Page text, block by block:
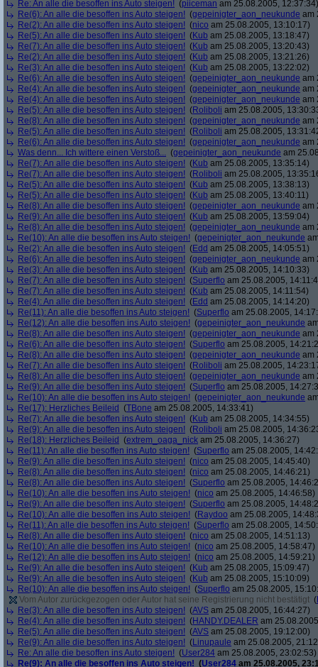
Re: An alle die besoffen ins Auto steigen! (piiceman am 25.08.2005, 12:37:34)
Re(6): An alle die besoffen ins Auto steigen! (gepeinigter_aon_neukunde am
Re(2): An alle die besoffen ins Auto steigen! (nico am 25.08.2005, 13:10:17)
Re(5): An alle die besoffen ins Auto steigen! (Kub am 25.08.2005, 13:18:47)
Re(7): An alle die besoffen ins Auto steigen! (Kub am 25.08.2005, 13:20:43)
Re(2): An alle die besoffen ins Auto steigen! (Kub am 25.08.2005, 13:21:26)
Re(3): An alle die besoffen ins Auto steigen! (Kub am 25.08.2005, 13:22:02)
Re(6): An alle die besoffen ins Auto steigen! (gepeinigter_aon_neukunde am
Re(4): An alle die besoffen ins Auto steigen! (gepeinigter_aon_neukunde am
Re(4): An alle die besoffen ins Auto steigen! (gepeinigter_aon_neukunde am
Re(5): An alle die besoffen ins Auto steigen! (Roliboli am 25.08.2005,
Re(8): An alle die besoffen ins Auto steigen! (gepeinigter_aon_neukunde am
Re(5): An alle die besoffen ins Auto steigen! (Roliboli am 25.08.2005,
Re(6): An alle die besoffen ins Auto steigen! (gepeinigter_aon_neukunde am
Was denn... Ich wittere einen Verstoß... (gepeinigter_aon_neukunde am
Re(7): An alle die besoffen ins Auto steigen! (Kub am 25.08.2005, 13:35:14)
Re(7): An alle die besoffen ins Auto steigen! (Roliboli am 25.08.2005,
Re(5): An alle die besoffen ins Auto steigen! (Kub am 25.08.2005, 13:38:13)
Re(5): An alle die besoffen ins Auto steigen! (Kub am 25.08.2005, 13:40:11)
Re(8): An alle die besoffen ins Auto steigen! (gepeinigter_aon_neukunde am
Re(9): An alle die besoffen ins Auto steigen! (Kub am 25.08.2005, 13:59:04)
Re(8): An alle die besoffen ins Auto steigen! (gepeinigter_aon_neukunde am
Re(10): An alle die besoffen ins Auto steigen! (gepeinigter_aon_neukunde
Re(2): An alle die besoffen ins Auto steigen! (Edd am 25.08.2005, 14:05:51)
Re(6): An alle die besoffen ins Auto steigen! (gepeinigter_aon_neukunde am
Re(3): An alle die besoffen ins Auto steigen! (Kub am 25.08.2005, 14:10:33)
Re(7): An alle die besoffen ins Auto steigen! (Superflo am 25.08.2005,
Re(7): An alle die besoffen ins Auto steigen! (Kub am 25.08.2005, 14:11:54)
Re(4): An alle die besoffen ins Auto steigen! (Edd am 25.08.2005, 14:14:20)
Re(11): An alle die besoffen ins Auto steigen! (Superflo am 25.08.2005,
Re(12): An alle die besoffen ins Auto steigen! (gepeinigter_aon_neukunde
Re(8): An alle die besoffen ins Auto steigen! (gepeinigter_aon_neukunde am
Re(6): An alle die besoffen ins Auto steigen! (Superflo am 25.08.2005,
Re(8): An alle die besoffen ins Auto steigen! (gepeinigter_aon_neukunde am
Re(7): An alle die besoffen ins Auto steigen! (Roliboli am 25.08.2005,
Re(8): An alle die besoffen ins Auto steigen! (gepeinigter_aon_neukunde am
Re(9): An alle die besoffen ins Auto steigen! (Superflo am 25.08.2005,
Re(10): An alle die besoffen ins Auto steigen! (gepeinigter_aon_neukunde
Re(17): Herzliches Beileid (TBone am 25.08.2005, 14:33:41)
Re(7): An alle die besoffen ins Auto steigen! (Kub am 25.08.2005, 14:34:55)
Re(9): An alle die besoffen ins Auto steigen! (Roliboli am 25.08.2005,
Re(18): Herzliches Beileid (extrem_oaga_nick am 25.08.2005, 14:36:27)
Re(11): An alle die besoffen ins Auto steigen! (Superflo am 25.08.2005,
Re(9): An alle die besoffen ins Auto steigen! (nico am 25.08.2005, 14:45:40)
Re(8): An alle die besoffen ins Auto steigen! (nico am 25.08.2005, 14:46:21)
Re(8): An alle die besoffen ins Auto steigen! (Superflo am 25.08.2005,
Re(10): An alle die besoffen ins Auto steigen! (nico am 25.08.2005, 14:46:58)
Re(9): An alle die besoffen ins Auto steigen! (Superflo am 25.08.2005,
Re(10): An alle die besoffen ins Auto steigen! (Raydoo am 25.08.2005,
Re(11): An alle die besoffen ins Auto steigen! (Superflo am 25.08.2005,
Re(8): An alle die besoffen ins Auto steigen! (nico am 25.08.2005, 14:51:13)
Re(10): An alle die besoffen ins Auto steigen! (nico am 25.08.2005, 14:58:47)
Re(12): An alle die besoffen ins Auto steigen! (nico am 25.08.2005, 14:59:21)
Re(9): An alle die besoffen ins Auto steigen! (Kub am 25.08.2005, 15:09:47)
Re(9): An alle die besoffen ins Auto steigen! (Kub am 25.08.2005, 15:10:09)
Re(10): An alle die besoffen ins Auto steigen! (Superflo am 25.08.2005,
Vom Autor zurückgezogen oder Autor hat seine Registrierung nicht bestätigt (
Re(3): An alle die besoffen ins Auto steigen! (AVS am 25.08.2005, 16:44:27)
Re(4): An alle die besoffen ins Auto steigen! (HANDY.DEALER am
Re(5): An alle die besoffen ins Auto steigen! (AVS am 25.08.2005, 19:12:00)
Re(9): An alle die besoffen ins Auto steigen! (Linupaule am 25.08.2005,
Re: An alle die besoffen ins Auto steigen! (User284 am 25.08.2005, 23:02:53)
Re(9): An alle die besoffen ins Auto steigen! (User284 am 25.08.2005,